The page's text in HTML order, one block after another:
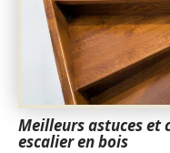
Meilleurs astuces et
escalier en bois